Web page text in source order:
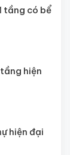
tầng có bể
hiện
hiện đại